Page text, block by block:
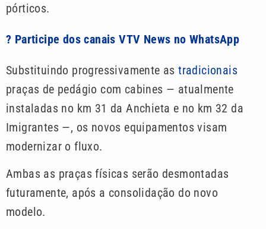
pórticos.
? Participe dos canais VTV News no WhatsApp
Substituindo progressivamente astradicionais
praças de pedágio com cabines — atualmente
instaladas no km 31 da Anchieta e no km 32 da
Imigrantes —, os novos equipamentos visam
modernizar o fluxo.
Ambas as praças físicas serão desmontadas
futuramente, após a consolidação do novo
modelo.